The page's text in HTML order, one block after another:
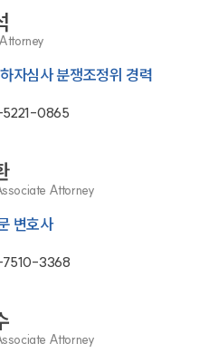
자심사 분쟁조정위 경력
0865
Attorney
변호사
3368
Attorney